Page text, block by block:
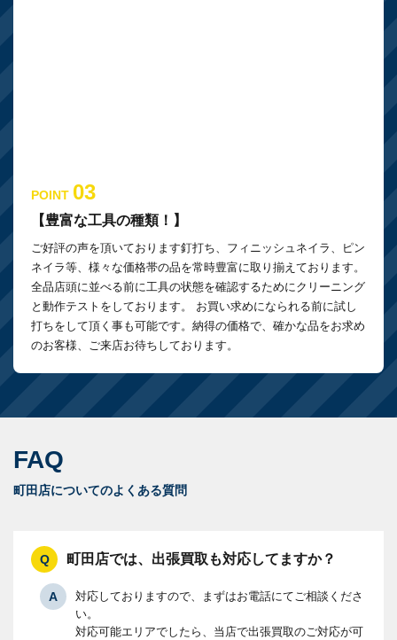
POINT 03
【豊富な工具の種類！】
ご好評の声を頂いております釘打ち、フィニッシュネイラ、ピン
ネイラ等、様々な価格帯の品を常時豊富に取り揃えております。
全品店頭に並べる前に工具の状態を確認するためにクリーニング
と動作テストをしております。 お買い求めになられる前に試し
打ちをして頂く事も可能です。納得の価格で、確かな品をお求め
のお客様、ご来店お待ちしております。
FAQ
町田店についてのよくある質問
町田店では、出張買取も対応してますか？
対応しておりますので、まずはお電話にてご相談くださ
い。
対応可能エリアでしたら、当店で出張買取のご対応が可